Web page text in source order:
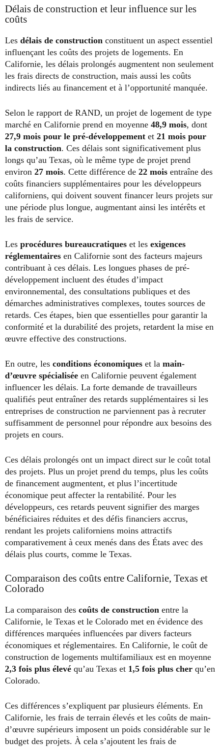
Délais de construction et leur influence sur les
coûts
Les délais de construction constituent un aspect essentiel
influençant les coûts des projets de logements. En
Californie, les délais prolongés augmentent non seulement
les frais directs de construction, mais aussi les coûts
indirects liés au financement et à l’opportunité manquée.
Selon le rapport de RAND, un projet de logement de type
marché en Californie prend en moyenne 48,9 mois, dont
27,9 mois pour le pré-développement et 21 mois pour
la construction. Ces délais sont significativement plus
longs qu’au Texas, où le même type de projet prend
environ 27 mois. Cette différence de 22 mois entraîne des
coûts financiers supplémentaires pour les développeurs
californiens, qui doivent souvent financer leurs projets sur
une période plus longue, augmentant ainsi les intérêts et
les frais de service.
Les procédures bureaucratiques et les exigences
réglementaires en Californie sont des facteurs majeurs
contribuant à ces délais. Les longues phases de pré-
développement incluent des études d’impact
environnemental, des consultations publiques et des
démarches administratives complexes, toutes sources de
retards. Ces étapes, bien que essentielles pour garantir la
conformité et la durabilité des projets, retardent la mise en
œuvre effective des constructions.
En outre, les conditions économiques et la main-
d’œuvre spécialisée en Californie peuvent également
influencer les délais. La forte demande de travailleurs
qualifiés peut entraîner des retards supplémentaires si les
entreprises de construction ne parviennent pas à recruter
suffisamment de personnel pour répondre aux besoins des
projets en cours.
Ces délais prolongés ont un impact direct sur le coût total
des projets. Plus un projet prend du temps, plus les coûts
de financement augmentent, et plus l’incertitude
économique peut affecter la rentabilité. Pour les
développeurs, ces retards peuvent signifier des marges
bénéficiaires réduites et des défis financiers accrus,
rendant les projets californiens moins attractifs
comparativement à ceux menés dans des États avec des
délais plus courts, comme le Texas.
Comparaison des coûts entre Californie, Texas et
Colorado
La comparaison des coûts de construction entre la
Californie, le Texas et le Colorado met en évidence des
différences marquées influencées par divers facteurs
économiques et réglementaires. En Californie, le coût de
construction de logements multifamiliaux est en moyenne
2,3 fois plus élevé qu’au Texas et 1,5 fois plus cher qu’en
Colorado.
Ces différences s’expliquent par plusieurs éléments. En
Californie, les frais de terrain élevés et les coûts de main-
d’œuvre supérieurs imposent un poids considérable sur le
budget des projets. À cela s’ajoutent les frais de